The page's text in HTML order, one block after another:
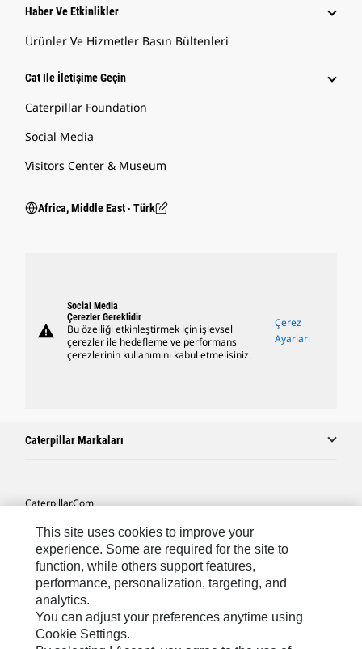
Haber Ve Etkinlikler
Ürünler Ve Hizmetler Basın Bültenleri
Cat Ile İletişime Geçin
Caterpillar Foundation
Social Media
Visitors Center & Museum
Africa, Middle East ‧ Türk
warning
Social Media
Çerezler Gereklidir
Bu özelliği etkinleştirmek için işlevsel
çerezler ile hedefleme ve performans
çerezlerinin kullanımını kabul etmelisiniz.
Çerez
Ayarları
Caterpillar Markaları
Caterpillar.com
Caterpillar Müşteri Hizmetleri Ve Iletişim
Site Haritası
Cookie Settings
Yasal
Gizlilik
This site uses cookies to improve your
experience. Some are required for the site to
function, while others support features,
performance, personalization, targeting, and
analytics.
You can adjust your preferences anytime using
Cookie Settings.